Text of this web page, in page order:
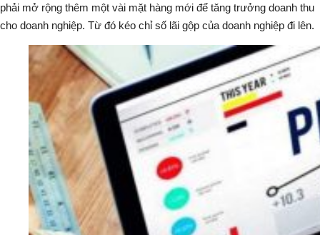
phải mở rộng thêm một vài mặt hàng mới để tăng trưởng doanh thu
cho doanh nghiệp. Từ đó kéo chỉ số lãi gộp của doanh nghiệp đi lên.